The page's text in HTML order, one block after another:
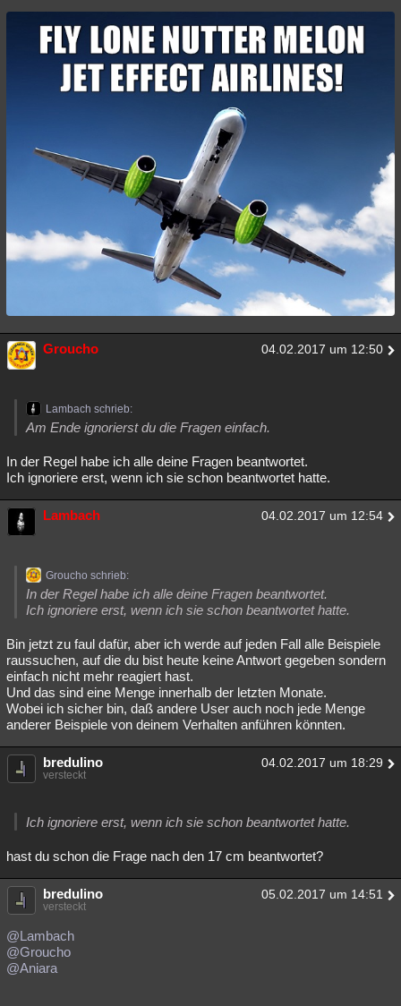
Groucho 04.02.2017 um 12:50
Lambach schrieb:
Am Ende ignorierst du die Fragen einfach.
In der Regel habe ich alle deine Fragen beantwortet.
Ich ignoriere erst, wenn ich sie schon beantwortet hatte.
Lambach 04.02.2017 um 12:54
Groucho schrieb:
In der Regel habe ich alle deine Fragen beantwortet.
Ich ignoriere erst, wenn ich sie schon beantwortet hatte.
Bin jetzt zu faul dafür, aber ich werde auf jeden Fall alle Beispiele
raussuchen, auf die du bist heute keine Antwort gegeben sondern
einfach nicht mehr reagiert hast.
Und das sind eine Menge innerhalb der letzten Monate.
Wobei ich sicher bin, daß andere User auch noch jede Menge
anderer Beispiele von deinem Verhalten anführen könnten.
bredulino 04.02.2017 um 18:29
versteckt
Ich ignoriere erst, wenn ich sie schon beantwortet hatte.
hast du schon die Frage nach den 17 cm beantwortet?
bredulino 05.02.2017 um 14:51
versteckt
@Lambach
@Groucho
@Aniara